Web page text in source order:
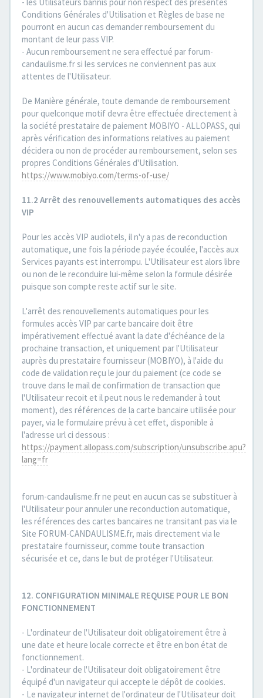
Conditions Générales d'Utilisation et Règles de base ne
pourront en aucun cas demander remboursement du
montant de leur pass VIP.
- Aucun remboursement ne sera effectué par forum-
candaulisme.fr si les services ne conviennent pas aux
attentes de l'Utilisateur.
De Manière générale, toute demande de remboursement
pour quelconque motif devra être effectuée directement à
la société prestataire de paiement MOBIYO - ALLOPASS, qui
après vérification des informations relatives au paiement
décidera ou non de procéder au remboursement, selon ses
propres Conditions Générales d'Utilisation.
https://www.mobiyo.com/terms-of-use/
11.2 Arrêt des renouvellements automatiques des accès
VIP
Pour les accès VIP audiotels, il n'y a pas de reconduction
automatique, une fois la période payée écoulée, l'accès aux
Services payants est interrompu. L'Utilisateur est alors libre
ou non de le reconduire lui-même selon la formule désirée
puisque son compte reste actif sur le site.
L'arrêt des renouvellements automatiques pour les
formules accès VIP par carte bancaire doit être
impérativement effectué avant la date d'échéance de la
prochaine transaction, et uniquement par l'Utilisateur
auprès du prestataire fournisseur (MOBIYO), à l'aide du
code de validation reçu le jour du paiement (ce code se
trouve dans le mail de confirmation de transaction que
l'Utilisateur recoit et il peut nous le redemander à tout
moment), des références de la carte bancaire utilisée pour
payer, via le formulaire prévu à cet effet, disponible à
l'adresse url ci dessous :
https://payment.allopass.com/subscription/unsubscribe.apu?
lang=fr
forum-candaulisme.fr ne peut en aucun cas se substituer à
l'Utilisateur pour annuler une reconduction automatique,
les références des cartes bancaires ne transitant pas via le
Site FORUM-CANDAULISME.fr, mais directement via le
prestataire fournisseur, comme toute transaction
sécurisée et ce, dans le but de protéger l'Utilisateur.
12. CONFIGURATION MINIMALE REQUISE POUR LE BON
FONCTIONNEMENT
- L'ordinateur de l'Utilisateur doit obligatoirement être à
une date et heure locale correcte et être en bon état de
fonctionnement.
- L'ordinateur de l'Utilisateur doit obligatoirement être
équipé d'un navigateur qui accepte le dépôt de cookies.
- Le navigateur internet de l'ordinateur de l'Utilisateur doit